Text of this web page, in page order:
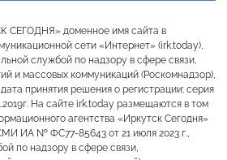
СЕГОДНЯ» доменное имя сайта в
сети «Интернет» (irk.today),
службой по надзору в сфере связи,
и массовых коммуникаций (Роскомнадзор),
принятия решения о регистрации: серия
На сайте irk.today размещаются в том
агентства «Иркутск Сегодня»
ИА № ФС77-85643 от 21 июля 2023 г.,
по надзору в сфере связи,